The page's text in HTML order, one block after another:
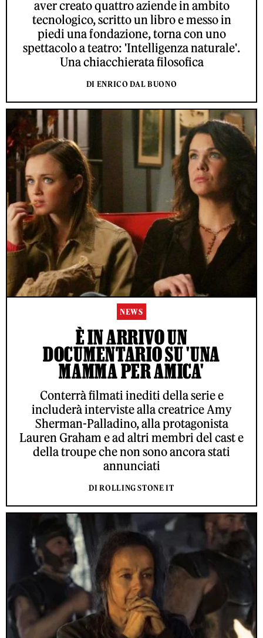
aver creato quattro aziende in ambito
tecnologico, scritto un libro e messo in
piedi una fondazione, torna con uno
spettacolo a teatro: 'Intelligenza naturale'.
Una chiacchierata filosofica
DI ENRICO DAL BUONO
NEWS
È IN ARRIVO UN
DOCUMENTARIO SU 'UNA
MAMMA PER AMICA'
Conterrà filmati inediti della serie e
includerà interviste alla creatrice Amy
Sherman-Palladino, alla protagonista
Lauren Graham e ad altri membri del cast e
della troupe che non sono ancora stati
annunciati
DI ROLLING STONE IT